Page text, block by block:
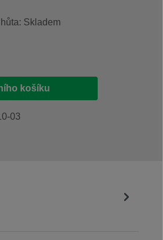
Skladem
Zadejte požadované
košíku
03